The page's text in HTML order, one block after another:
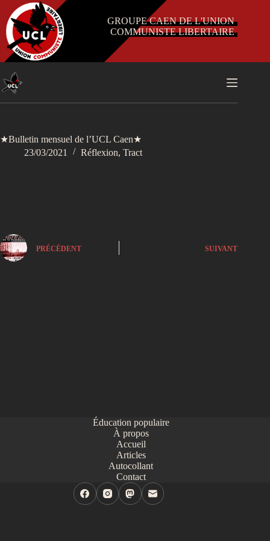
Passer
contenu
GROUPE CAEN DE L'UNION
COMMUNISTE LIBERTAIRE
★Bulletin mensuel de l’UCL Caen★
23/03/2021
Réflexion, Tract
PRÉCÉDENT SUIVANT
Éducation populaire
À propos
Accueil
Articles
Autocollant
Contact